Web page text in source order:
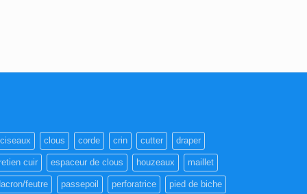
ciseaux clous corde crin cutter draper
cuir espaceur de clous houzeaux maillet
feutre passepoil perforatrice pied de biche